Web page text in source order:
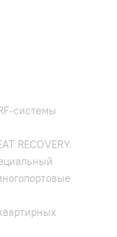
системы
RECOVERY.